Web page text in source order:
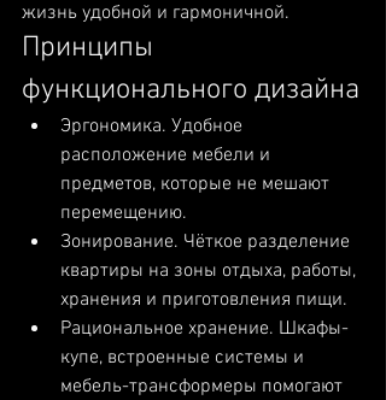
жизнь удобной и гармоничной.
Принципы
функционального дизайна
Эргономика. Удобное
расположение мебели и
предметов, которые не мешают
перемещению.
Зонирование. Чёткое разделение
квартиры на зоны отдыха, работы,
хранения и приготовления пищи.
Рациональное хранение. Шкафы-
купе, встроенные системы и
мебель-трансформеры помогают